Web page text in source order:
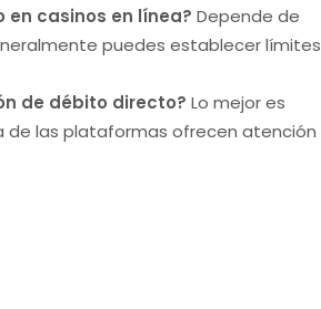
casinos en línea? Depende de
puedes establecer límites
de débito directo? Lo mejor es
de las plataformas ofrecen atención